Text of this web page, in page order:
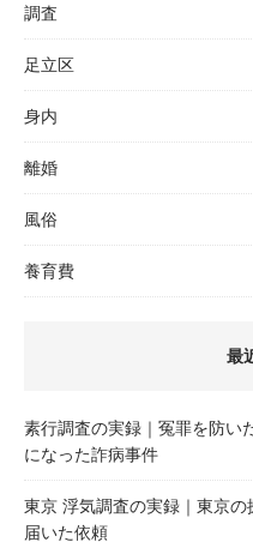
調査
足立区
身内
離婚
風俗
養育費
最
素行調査の実録｜冤罪を防い
になった詐病事件
東京 浮気調査の実録｜東京
届いた依頼